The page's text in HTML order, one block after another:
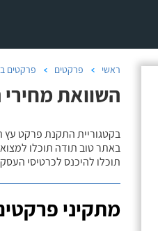
ראשי פרקטים פרקטים
השוואת
בקטגוריית התקנת פרקט עץ
באתר טוב תודה תוכלו
תוכלו להיכנס לכרטיסי
מתקיני